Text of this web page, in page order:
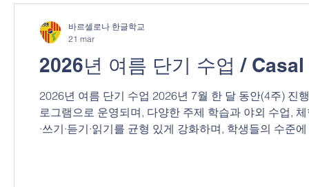
2026년 여름 단기 수업 /
2026년 여름 단기 수업 2026년 7월 한 달 동안(4주) 진
로그램으로 운영되며, 다양한 주제 학습과 야외 수업,
·쓰기·듣기·읽기를 균형 있게 강화하며, 학생들의 수
바르셀로나 한글학교
21 mar